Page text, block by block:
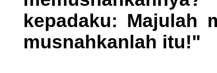
kepadaku: Majulah
musnahkanlah itu!"